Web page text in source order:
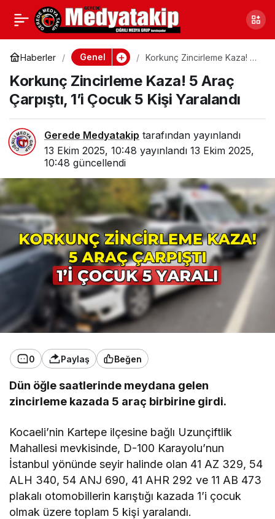
Haberler Genel
Korkunç Zincirleme Kaza! 5
Kişi Yaralandı
Korkunç Zincirleme Kaza! 5 Araç
Çarpıştı, 1’i Çocuk 5 Kişi Yaralandı
Gerede Medyatakip tarafından yayınlandı
13 Ekim 2025, 10:48 yayınlandı 13 Ekim 2025,
10:48 güncellendi
0 Paylaş Beğen
Dün öğle saatlerinde meydana gelen
zincirleme kazada 5 araç birbirine girdi.
Kocaeli’nin Kartepe ilçesine bağlı Uzunçiftlik
Mahallesi mevkisinde, D-100 Karayolu’nun
İstanbul yönünde seyir halinde olan 41 AZ 329, 54
ALH 340, 54 ANJ 690, 41 AHR 292 ve 11 AB 473
plakalı otomobillerin karıştığı kazada 1’i çocuk
olmak üzere toplam 5 kişi yaralandı.
Bilecik’te Kızıldamlar
Kestane Kabağı Festivali
Coşkuyla Kutlandı
Paylaş